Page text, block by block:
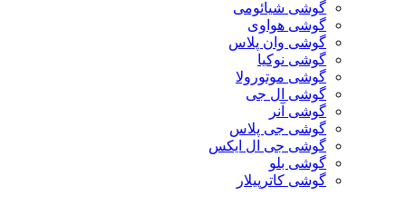
گوشی شیائومی
گوشی هواوی
گوشی وان پلاس
گوشی نوکیا
گوشی موتورولا
گوشی ال جی
گوشی آنر
گوشی جی پلاس
گوشی جی ال ایکس
گوشی بلو
گوشی کاترپیلار